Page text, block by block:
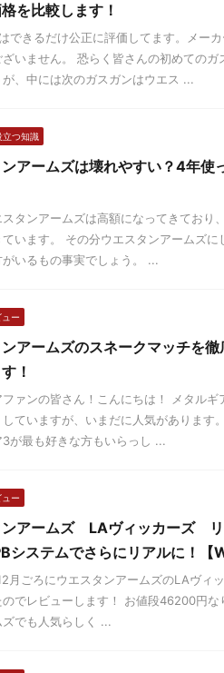
を比較します！
できるだけ公正に評価してます。メー
ざいません。 恐らく皆さんの初めての
、中には次のガスガンはウエス ...
立つ知識
アームズは壊れやすい？4年使
タンアームズは高額になってきており
ています。 その分ウエスタンアームズ
いるもの事実でしょう。 ...
ー
アームズのスネークマッチを
！
ファンの皆さん！こんにちは！ メタルギ
ていますが、いまだに人気があります
3が最も好きな方もいらっし ...
ー
ンアームズ LAヴィッカーズ リ
システムでさらにリアルに！【
月ごろにウエスタンアームズのLAヴィ
でレビューします！ お値段46200円
ズでも人気らしく ...